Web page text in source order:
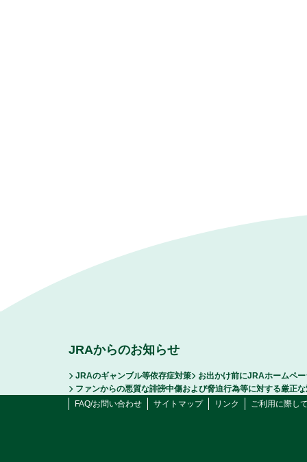
JRAからのお知らせ
JRAのギャンブル等依存症対策
お出かけ前にJRAホームペ
ファンからの悪質な誹謗中傷および脅迫行為等に対する厳正
FAQ/お問い合わせ
サイトマップ リンク ご利用に際し